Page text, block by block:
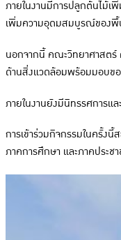
ภายในงานมีการปลูกต้นไม้เ
เพิ่มความอุดมสมบูรณ์ของ
นอกจากนี้ คณะวิทยาศาสตร์
ด้านสิ่งแวดล้อมพร้อมมอบขอ
ภายในงานยังมีนิทรรศการแ
การเข้าร่วมกิจกรรมในครั้ง
ภาคการศึกษา และภาคประ